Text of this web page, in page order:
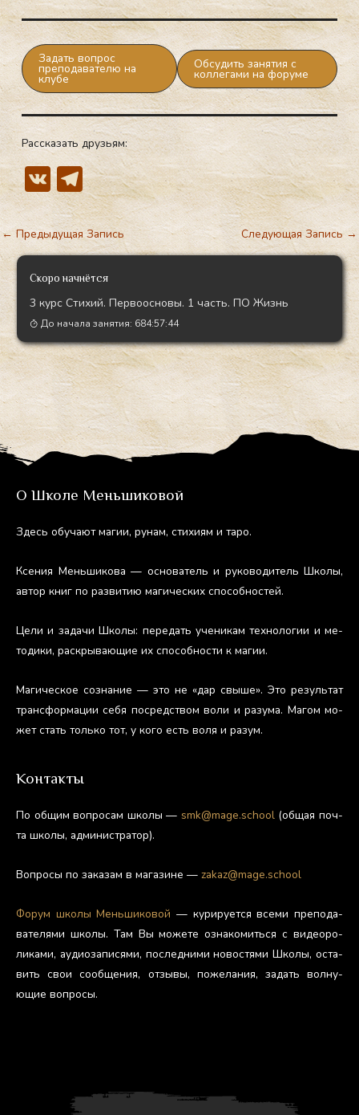
Задать вопрос
преподавателю на
клубе
Обсудить занятия с
коллегами на форуме
Рассказать друзьям:
V
K
T
el
e
gr
a
m
←Предыдущая Запись Следующая Запись→
Скоро начнётся
3 курс Стихий. Первоосновы. 1 часть. ПО Жизнь
До начала занятия: 684:57:43
О Школе Меньшиковой
Здесь обу­ча­ют ма­гии, ру­нам, сти­хи­ям и та­ро.
Ксе­ния Мень­ши­кова — ос­но­ватель и ру­ково­дитель Шко­лы,
ав­тор книг по раз­ви­тию ма­гичес­ких спо­соб­ностей.
Це­ли и за­дачи Шко­лы: пе­редать уче­никам тех­но­логии и ме­
тоди­ки, рас­кры­ва­ющие их спо­соб­ности к ма­гии.
Ма­гичес­кое соз­на­ние — это не «дар свы­ше». Это ре­зуль­тат
тран­сфор­ма­ции се­бя пос­редс­твом во­ли и ра­зума. Ма­гом мо­
жет стать толь­ко тот, у ко­го есть во­ля и ра­зум.
Контакты
По об­щим воп­ро­сам шко­лы — smk@mage.school(об­щая поч­
та шко­лы, ад­ми­нис­тра­тор).
Воп­ро­сы по за­казам в ма­гази­не — zakaz@mage.school
Фо­рум шко­лы Мень­ши­ковой — ку­риру­ет­ся все­ми пре­пода­
вате­лями шко­лы. Там Вы мо­жете оз­на­комить­ся с ви­де­оро­
лика­ми, а­уди­оза­пися­ми, пос­ледни­ми но­вос­тя­ми Шко­лы, ос­та­
вить свои со­об­ще­ния, от­зы­вы, по­жела­ния, за­дать вол­ну­
ющие воп­ро­сы.